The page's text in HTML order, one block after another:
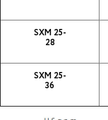
SXM 25-
28
SXM 25-
36